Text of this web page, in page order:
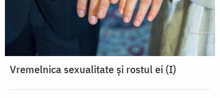
Vremelnica sexualitate și rostul ei (I)